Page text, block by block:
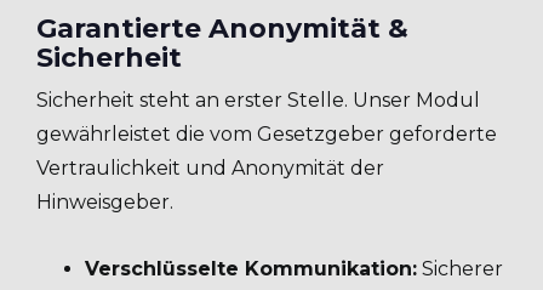
Garantierte Anonymität &
Sicherheit
Sicherheit steht an erster Stelle. Unser Modul
gewährleistet die vom Gesetzgeber geforderte
Vertraulichkeit und Anonymität der
Hinweisgeber.
Verschlüsselte Kommunikation: Sicherer